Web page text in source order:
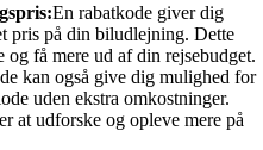
En rabatkode giver dig
pris på din biludlejning. Dette
og få mere ud af din rejsebudget.
kan også give dig mulighed for
uden ekstra omkostninger.
at udforske og opleve mere på